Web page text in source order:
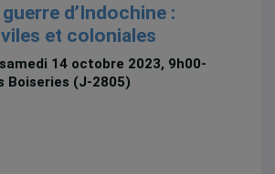
d’Indochine :
et coloniales
14 octobre 2023, 9h00-
Boiseries (J-2805)